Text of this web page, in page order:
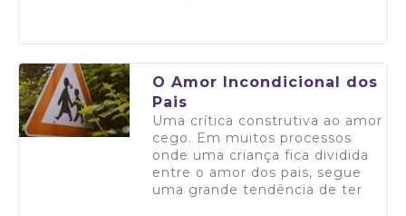
O Amor Incondicional dos
Pais
Uma crítica construtiva ao amor
cego. Em muitos processos
onde uma criança fica dividida
entre o amor dos pais, segue
uma grande tendência de ter